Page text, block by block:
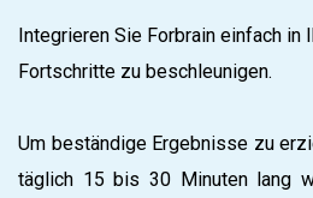
Integrieren Sie Forbrain einfach in
Fortschritte zu beschleunigen.
Um beständige Ergebnisse zu
täglich 15 bis 30 Minuten lang